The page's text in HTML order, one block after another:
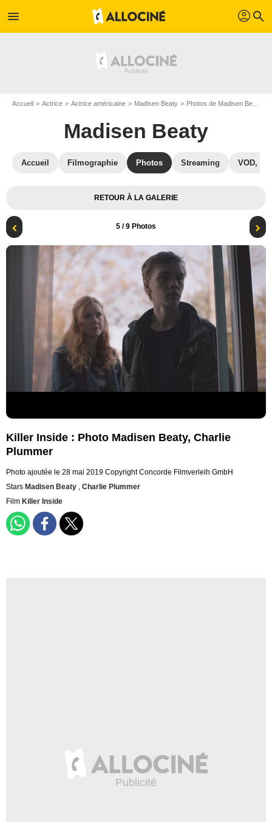
menu profil search
Accueil Actrice Actrice américaine Madisen Beaty Photos de Madisen Beaty
Madisen Beaty
Accueil Filmographie Photos Streaming VOD,
RETOUR À LA GALERIE
5 / 9 Photos
Killer Inside : Photo Madisen Beaty, Charlie
Plummer
Photo ajoutée le 28 mai 2019 Copyright Concorde Filmverleih GmbH
Stars Madisen Beaty , Charlie Plummer
Film Killer Inside